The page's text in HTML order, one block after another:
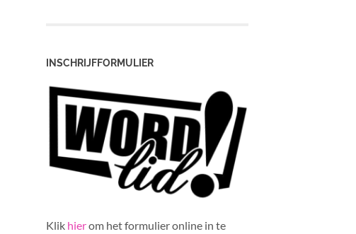
INSCHRIJFFORMULIER
Klik hierom het formulier online in te